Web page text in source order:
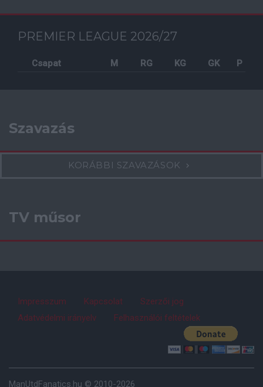
PREMIER LEAGUE 2026/27
Csapat M RG KG GK P
Szavazás
KORÁBBI SZAVAZÁSOK
TV műsor
Impresszum Kapcsolat
Szerzői jog
Adatvédelmi irányelv
Felhasználói feltételek
ManUtdFanatics.hu © 2010-2026